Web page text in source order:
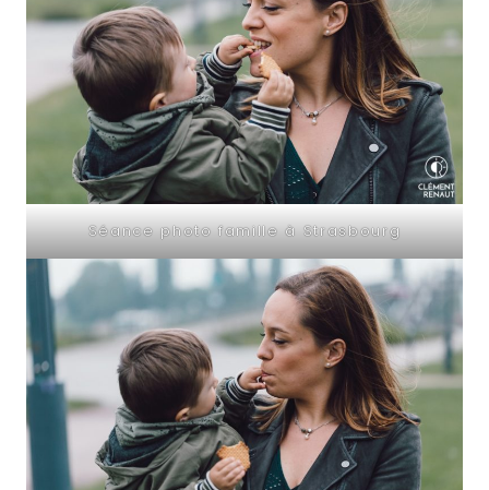
Séance photo famille à Strasbourg